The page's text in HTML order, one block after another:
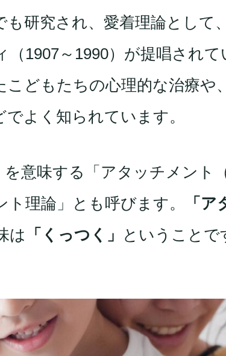
も研究され、愛着理論として
（1907～1990）が提唱され
こどもたちの心理的な治療や
よく知られています。
を意味する「アタッチメント
理論」とも呼びます。
「
は 「くっつく」 ということで